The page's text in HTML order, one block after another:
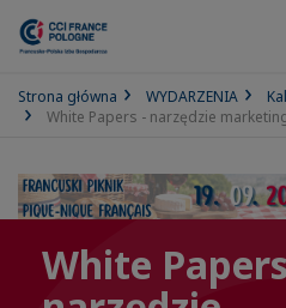
Strona główna WYDARZENIA
White Papers - narzędzie
White